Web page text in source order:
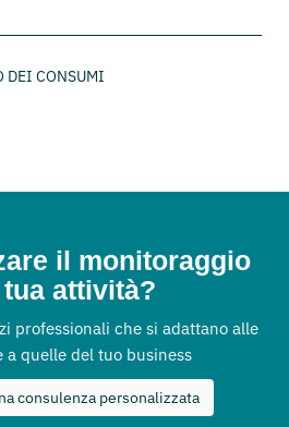
DEI CONSUMI
il monitoraggio
attività?
professionali che si adattano alle
a quelle del tuo business
consulenza personalizzata